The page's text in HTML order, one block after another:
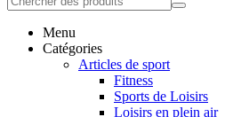
Menu
Catégories
Articles de sport
Fitness
Sports de Loisirs
Loisirs en plein air